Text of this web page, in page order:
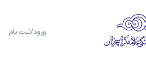
ورود/ثبت نام